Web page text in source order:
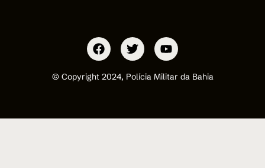
© Copyright 2024, Polícia Militar da Bahia